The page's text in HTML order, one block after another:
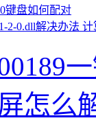
键盘如何配对
计
怎么